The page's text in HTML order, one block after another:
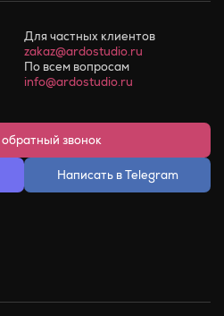
Для частных клиентов
zakaz@ardostudio.ru
По всем вопросам
info@ardostudio.ru
обратный звонок
Написать в Telegram